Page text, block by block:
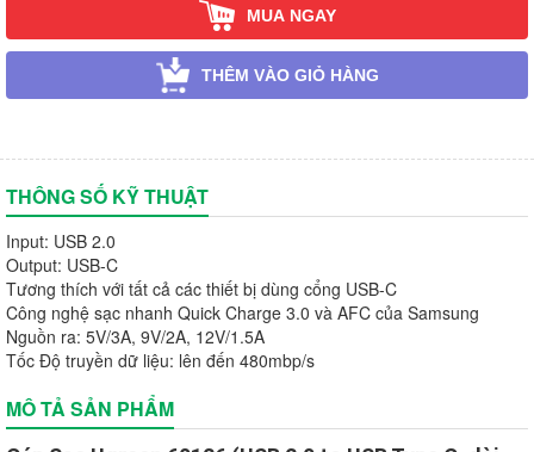
MUA NGAY
THÊM VÀO GIỎ HÀNG
THÔNG SỐ KỸ THUẬT
Input: USB 2.0
Output: USB-C
Tương thích với tất cả các thiết bị dùng cổng USB-C
Công nghệ sạc nhanh Quick Charge 3.0 và AFC của Samsung
Nguồn ra: 5V/3A, 9V/2A, 12V/1.5A
Tốc Độ truyền dữ liệu: lên đến 480mbp/s
MÔ TẢ SẢN PHẨM